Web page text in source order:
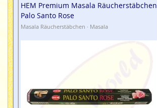
HEM Premium Masala Räucherstäbchen
Palo Santo Rose
Masala Räucherstäbchen · Masala